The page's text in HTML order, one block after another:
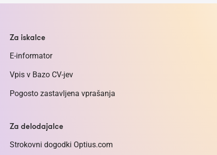
Za iskalce
E-informator
Vpis v Bazo CV-jev
Pogosto zastavljena vprašanja
Za delodajalce
Strokovni dogodki Optius.com